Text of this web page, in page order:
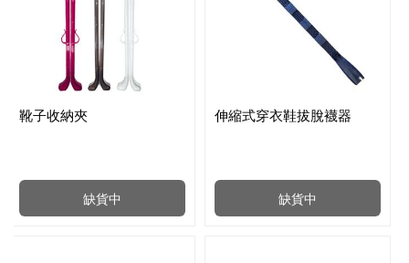
缺貨中
靴子收納夾
缺貨中
伸縮式穿衣鞋拔脫襪器